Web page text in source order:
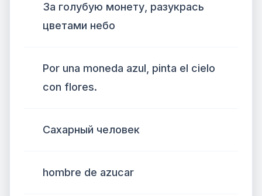
За голубую монету, разукрась
цветами небо
Por una moneda azul, pinta el cielo
con flores.
Сахарный человек
hombre de azucar